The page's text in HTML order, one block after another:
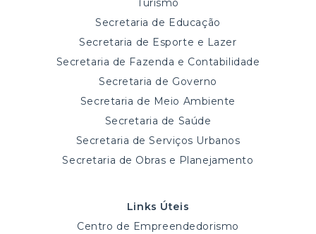
Turismo
Secretaria de Educação
Secretaria de Esporte e Lazer
Secretaria de Fazenda e Contabilidade
Secretaria de Governo
Secretaria de Meio Ambiente
Secretaria de Saúde
Secretaria de Serviços Urbanos
Secretaria de Obras e Planejamento
Links Úteis
Centro de Empreendedorismo